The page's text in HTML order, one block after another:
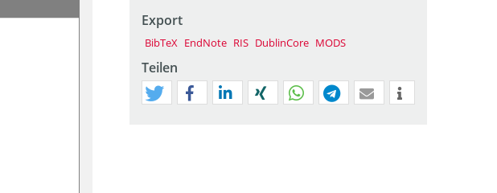
Export
BibTeX EndNote RIS DublinCore MODS
Teilen